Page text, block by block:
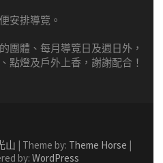
安排導覽 。
團體、每月導覽日及週日外，
點燈及戶外上香，謝謝配合！
山 | Theme by: Theme Horse
by: WordPress